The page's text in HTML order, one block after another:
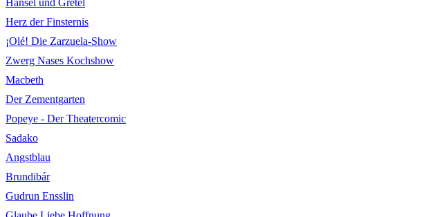
Hänsel und Gretel
Herz der Finsternis
¡Olé! Die Zarzuela-Show
Zwerg Nases Kochshow
Macbeth
Der Zementgarten
Popeye - Der Theatercomic
Sadako
Angstblau
Brundibár
Gudrun Ensslin